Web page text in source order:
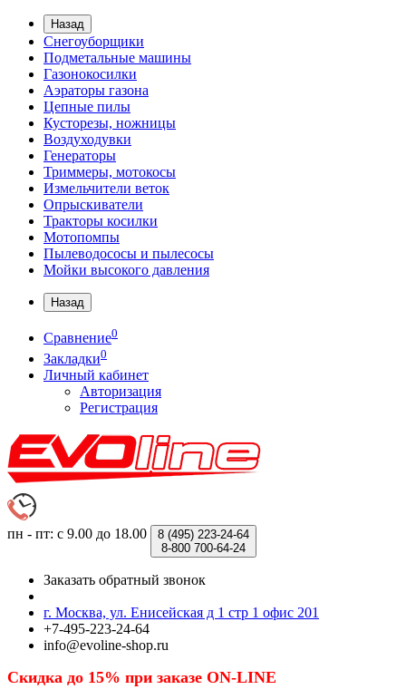
Назад
Снегоуборщики
Подметальные машины
Газонокосилки
Аэраторы газона
Цепные пилы
Кусторезы, ножницы
Воздуходувки
Генераторы
Триммеры, мотокосы
Измельчители веток
Опрыскиватели
Тракторы косилки
Мотопомпы
Пылеводососы и пылесосы
Мойки высокого давления
Назад
Сравнение0
Закладки0
Личный кабинет
Авторизация
Регистрация
пн - пт: с 9.00 до 18.00 8 (495) 223-24-64
8-800 700-64-24
Заказать обратный звонок
г. Москва, ул. Енисейская д 1 стр 1 офис 201
+7-495-223-24-64
info@evoline-shop.ru
Скидка до 15% при заказе ON-LINE